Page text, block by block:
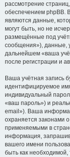
рассмотрение
обеспечением phpBB.
являются данные,
могут быть, но не
размещённые под
сообщения»), данные,
дальнейшем «ваша
после регистрации и
Ваша учётная запись
идентифицируемое
индивидуальный
«ваш пароль») и
email»). Ваша
охраняется законами
применяемыми в
информация,
вашего имени
быть как необходимой,